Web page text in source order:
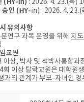
(HY-in) : 2026. 4. 23.(목)
승인 (HY-in) : 2026. 4. 23.(
유의사항
연구 과목 운영을 위해 지
교원
이상, 박사 및 석박사통합과
회 이상 탈락교원은 대학원
과의 관계가 부모-자녀인